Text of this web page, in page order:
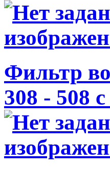
Фильтр
308 - 508